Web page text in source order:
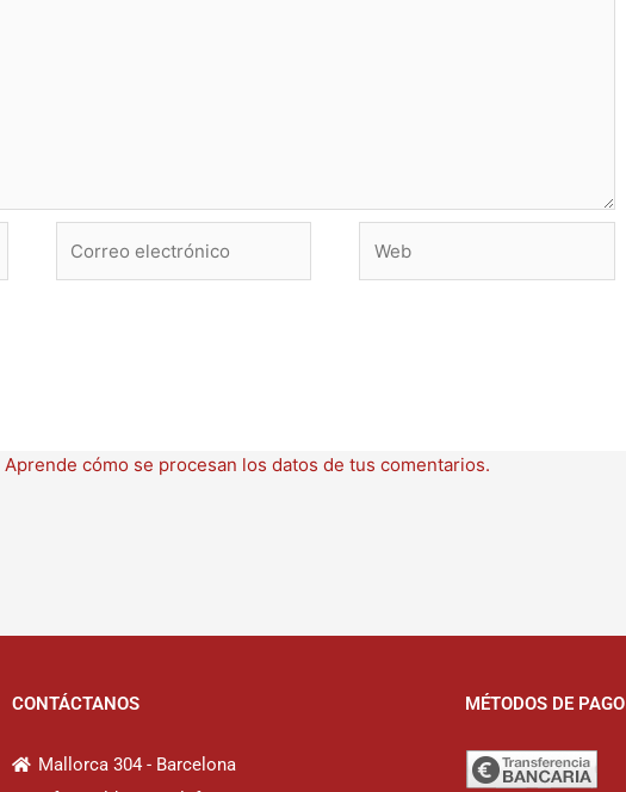
electrónico
Aprende cómo se procesan los datos de tus comentarios.
CONTÁCTANOS
Mallorca 304 - Barcelona
MÉTODOS DE PAGO